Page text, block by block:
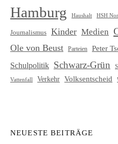
Hamburg Haushalt HSH
Journalismus Kinder Medien
Ole von Beust Parteien Peter
Schulpolitik Schwarz-Grün
Vattenfall Verkehr Volksentscheid
NEUESTE BEITRÄGE